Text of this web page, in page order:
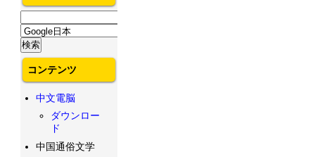
コンテンツ
中文電脳
ダウンロー
ド
中国通俗文学